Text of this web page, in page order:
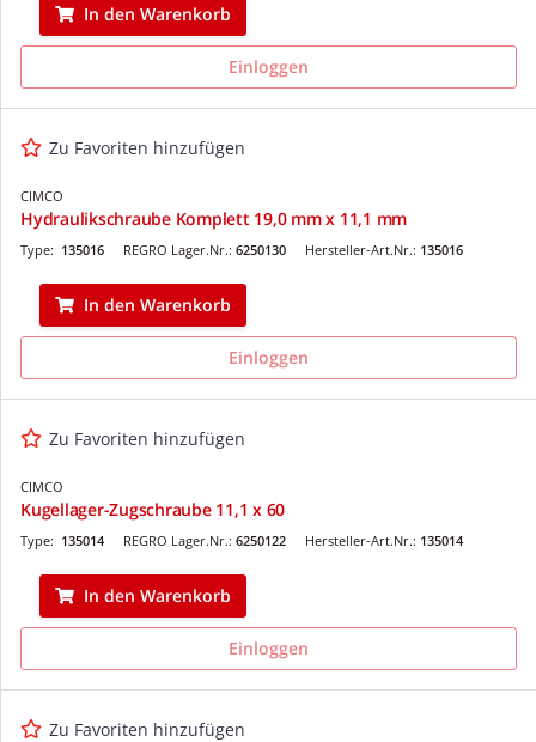
In den Warenkorb
Einloggen
Zu Favoriten hinzufügen
CIMCO
Hydraulikschraube Komplett 19,0 mm x 11,1 mm
REGRO Lager.Nr.: 6250130
Type: 135016 Hersteller-Art.Nr.: 135016
In den Warenkorb
Einloggen
Zu Favoriten hinzufügen
CIMCO
Kugellager-Zugschraube 11,1 x 60
REGRO Lager.Nr.: 6250122
Type: 135014 Hersteller-Art.Nr.: 135014
In den Warenkorb
Einloggen
Zu Favoriten hinzufügen